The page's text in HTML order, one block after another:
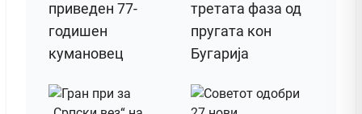
приведен 77-
годишен
кумановец
третата фаза од
пругата кон
Бугарија